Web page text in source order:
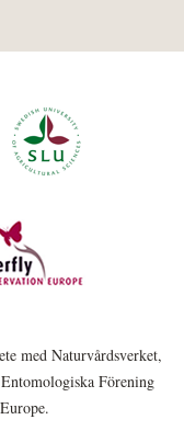
med Naturvårdsverket,
Förening